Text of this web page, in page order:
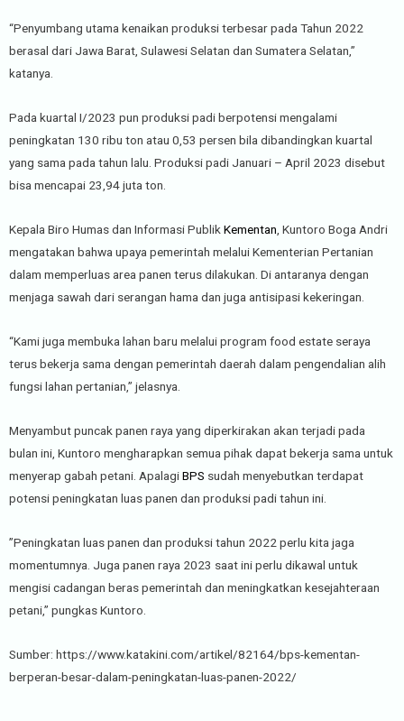
“Penyumbang utama kenaikan produksi terbesar pada Tahun 2022
berasal dari Jawa Barat, Sulawesi Selatan dan Sumatera Selatan,”
katanya.
Pada kuartal I/2023 pun produksi padi berpotensi mengalami
peningkatan 130 ribu ton atau 0,53 persen bila dibandingkan kuartal
yang sama pada tahun lalu. Produksi padi Januari – April 2023 disebut
bisa mencapai 23,94 juta ton.
Kepala Biro Humas dan Informasi PublikKementan, Kuntoro Boga Andri
mengatakan bahwa upaya pemerintah melalui Kementerian Pertanian
dalam memperluas area panen terus dilakukan. Di antaranya dengan
menjaga sawah dari serangan hama dan juga antisipasi kekeringan.
“Kami juga membuka lahan baru melalui program food estate seraya
terus bekerja sama dengan pemerintah daerah dalam pengendalian alih
fungsi lahan pertanian,” jelasnya.
Menyambut puncak panen raya yang diperkirakan akan terjadi pada
bulan ini, Kuntoro mengharapkan semua pihak dapat bekerja sama untuk
menyerap gabah petani. ApalagiBPS sudah menyebutkan terdapat
potensi peningkatan luas panen dan produksi padi tahun ini.
”Peningkatan luas panen dan produksi tahun 2022 perlu kita jaga
momentumnya. Juga panen raya 2023 saat ini perlu dikawal untuk
mengisi cadangan beras pemerintah dan meningkatkan kesejahteraan
petani,” pungkas Kuntoro.
Sumber: https://www.katakini.com/artikel/82164/bps-kementan-
berperan-besar-dalam-peningkatan-luas-panen-2022/